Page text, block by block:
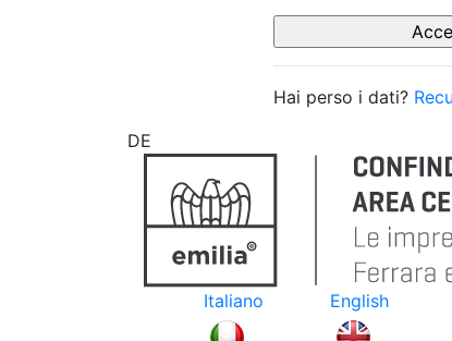
Hai perso i dati?
DE
Italiano
English